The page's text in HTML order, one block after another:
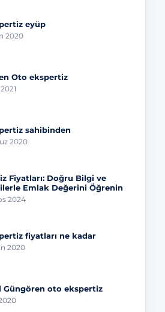
eyüp
2020
Oto ekspertiz
sahibinden
2020
Fiyatları: Doğru Bilgi ve
Emlak Değerini Öğrenin
2024
fiyatları ne kadar
2020
Güngören oto ekspertiz